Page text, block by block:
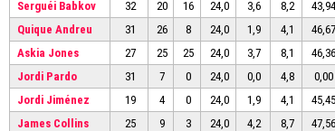
Serguéi Babkov
32 20 16 24,0 3,6 8,2 43,94
Quique Andreu
31 26 8 24,0 1,9 4,1 46,67
Askia Jones
27 25 25 24,0 3,7 8,1 46,36
Jordi Pardo
31 7 0 24,0 0,0 4,8 0,00
Jordi Jiménez
19 4 0 24,0 1,9 4,1 45,45
James Collins
25 9 3 24,0 4,2 8,7 47,56